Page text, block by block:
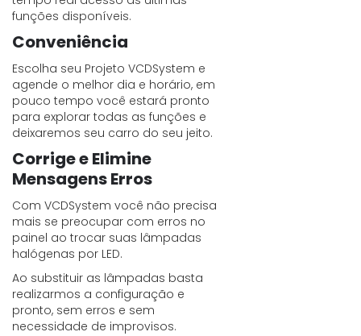
funções disponíveis.
Conveniência
Escolha seu Projeto VCDSystem e
agende o melhor dia e horário, em
pouco tempo você estará pronto
para explorar todas as funções e
deixaremos seu carro do seu jeito.
Corrige e Elimine
Mensagens Erros
Com VCDSystem você não precisa
mais se preocupar com erros no
painel ao trocar suas lâmpadas
halógenas por LED.
Ao substituir as lâmpadas basta
realizarmos a configuração e
pronto, sem erros e sem
necessidade de improvisos.